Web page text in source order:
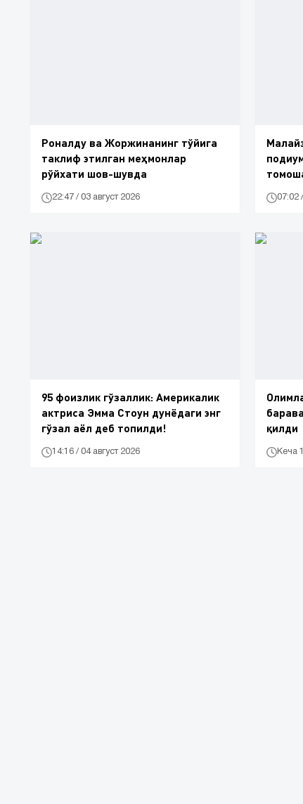
Роналду ва Жоржинанинг тўйига
таклиф этилган меҳмонлар
рўйхати шов-шувда
22:47 / 03 август 2026 07:02
95 фоизлик гўзаллик: Америкалик
актриса Эмма Стоун дунёдаги энг
гўзал аёл деб топилди!
14:16 / 04 август 2026
қилди
Кеча